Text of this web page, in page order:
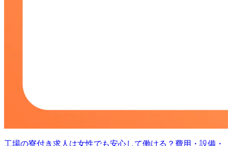
工場の寮付き求人は女性でも安心して働ける？費用・設備・